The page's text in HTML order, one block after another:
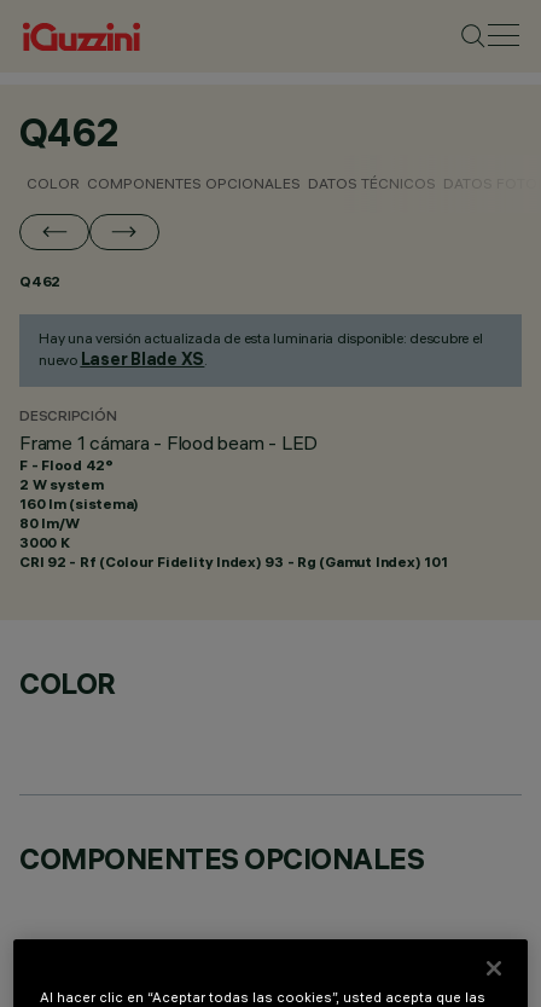
Q462
COLOR COMPONENTES OPCIONALES DATOS TÉCNICOS DATOS
Q462
Hay una versión actualizada de esta luminaria disponible: descubre el
nuevo Laser Blade XS.
DESCRIPCIÓN
Frame 1 cámara - Flood beam - LED
F - Flood 42°
2 W system
160 lm (sistema)
80 lm/W
3000 K
CRI 92 - Rf (Colour Fidelity Index) 93 - Rg (Gamut Index) 101
COLOR
COMPONENTES OPCIONALES
Al hacer clic en “Aceptar todas las cookies”, usted acepta que las